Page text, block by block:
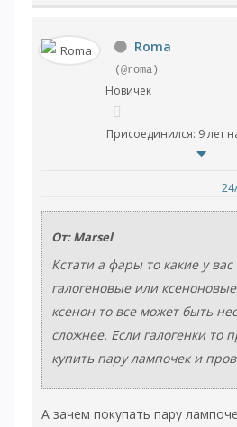
Roma
(@roma)
Новичек
Присоединился: 9 лет
От: Marsel
Кстати а фары то какие у вас
галогеновые или
ксенон то все может быть
сложнее. Если галогенки то
купить пару лампочек и
А зачем покупать пару